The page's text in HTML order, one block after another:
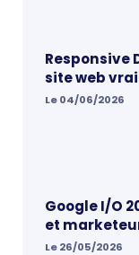
Responsive
site web
Le 04/06/2026
Google I/O
et
Le 26/05/2026